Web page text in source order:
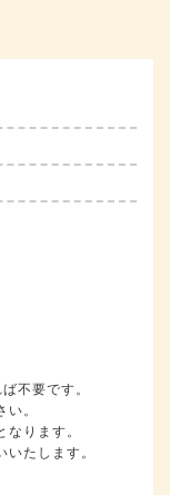
不要です。
。
ります。
たします。